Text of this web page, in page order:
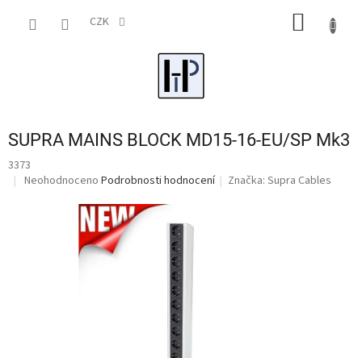
CZK
SUPRA MAINS BLOCK MD15-16-EU/SP Mk3
3373
Průměrné
Neohodnoceno Podrobnosti hodnocení Značka:Supra Cables